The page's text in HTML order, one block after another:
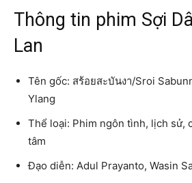
Thông tin phim Sợi
Lan
Tên gốc: สร้อยสะบันงา/Sroi
Ylang
Thể loại: Phim ngôn tình, lịch sử,
tâm
Đạo diễn: Adul Prayanto, Wasin